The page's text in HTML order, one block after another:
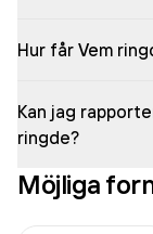
Hur får Vem
Kan jag
ringde?
Möjliga